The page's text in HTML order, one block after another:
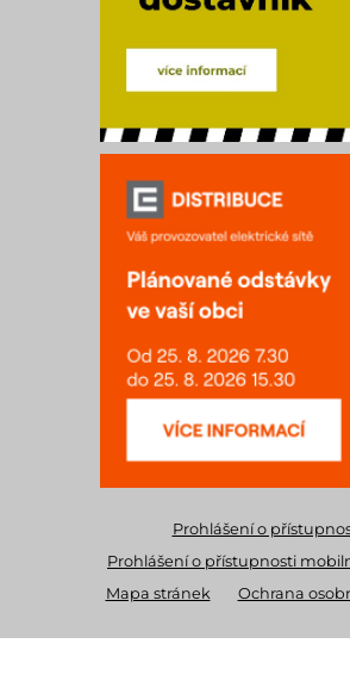
Prohlášení o
Prohlášení o přístupnosti
Mapa stránek
Ochrana